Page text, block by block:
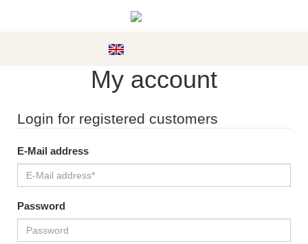
My account
Login for registered customers
E-Mail address
Password